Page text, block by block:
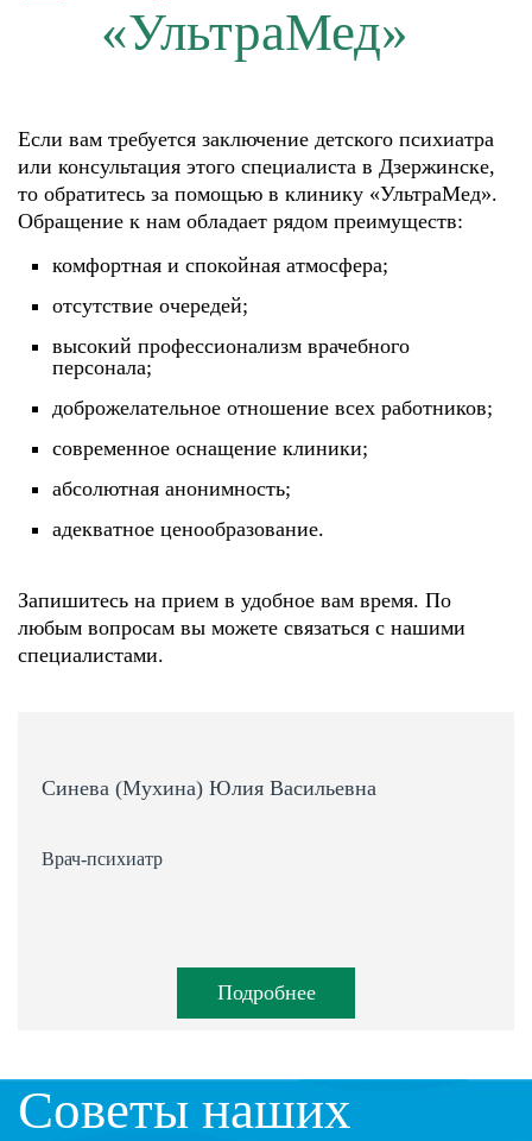
«УльтраМед»
Если вам требуется заключение детского психиатра
или консультация этого специалиста в Дзержинске,
то обратитесь за помощью в клинику «УльтраМед».
Обращение к нам обладает рядом преимуществ:
комфортная и спокойная атмосфера;
отсутствие очередей;
высокий профессионализм врачебного
персонала;
доброжелательное отношение всех работников;
современное оснащение клиники;
абсолютная анонимность;
адекватное ценообразование.
Запишитесь на прием в удобное вам время. По
любым вопросам вы можете связаться с нашими
специалистами.
Синева (Мухина) Юлия Васильевна
Врач-психиатр
Подробнее
Советы наших